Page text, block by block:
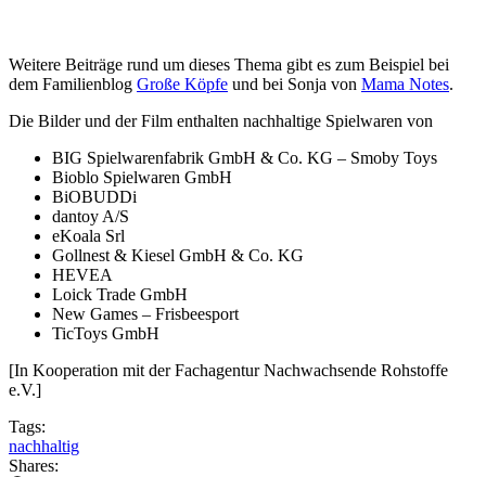
Weitere Beiträge rund um dieses Thema gibt es zum Beispiel bei
dem Familienblog Große Köpfe und bei Sonja von Mama Notes.
Die Bilder und der Film enthalten nachhaltige Spielwaren von
BIG Spielwarenfabrik GmbH & Co. KG – Smoby Toys
Bioblo Spielwaren GmbH
BiOBUDDi
dantoy A/S
eKoala Srl
Gollnest & Kiesel GmbH & Co. KG
HEVEA
Loick Trade GmbH
New Games – Frisbeesport
TicToys GmbH
[In Kooperation mit der Fachagentur Nachwachsende Rohstoffe
e.V.]
Tags:
nachhaltig
Shares: